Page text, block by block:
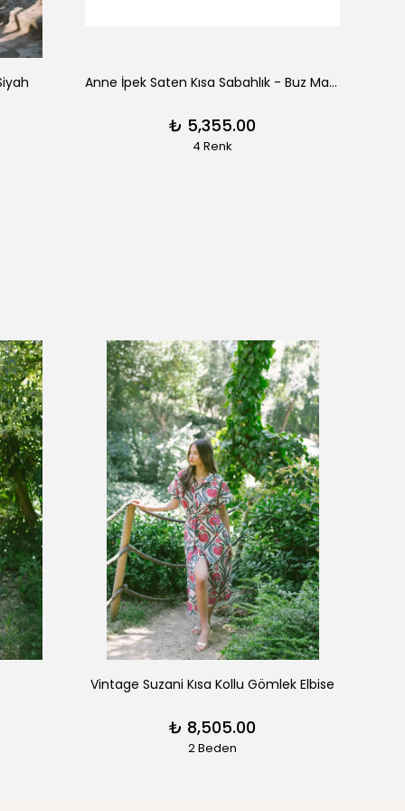
Anne İpek Saten Kısa Sabahlık - Buz Mavisi
₺ 5,355.00
4 Renk
Vintage Suzani Kısa Kollu Gömlek Elbise
₺ 8,505.00
2 Beden